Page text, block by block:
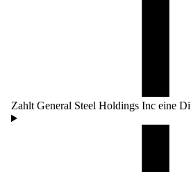
Zahlt General Steel Holdings Inc eine